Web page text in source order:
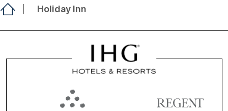
Holiday Inn